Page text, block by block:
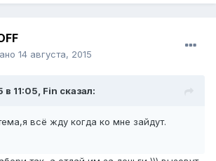
14 августа, 2015
в 11:05, Fin сказал:
всё жду когда ко мне зайдут.